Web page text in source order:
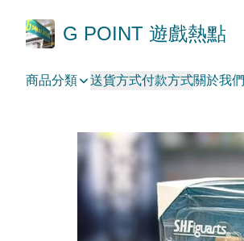
G POINT 遊戲熱點
商品分類 送貨方式付款方式關於我們